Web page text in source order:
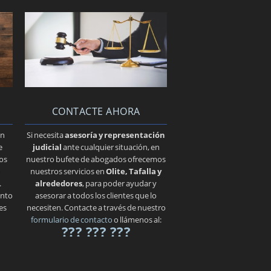
.
CONTACTE AHORA
Si necesitaasesoría y representación
judicialante cualquier situación, en
nuestro bufete de abogados ofrecemos
nuestros servicios enOlite, Tafalla y
alrededores, para poder ayudar y
asesorar a todos los clientes que lo
necesiten. Contacte a través de nuestro
formulario de contactoo llámenos al:
??? ??? ???